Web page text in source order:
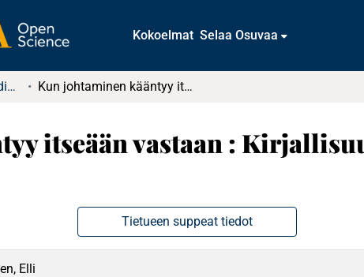
Kokoelmat Selaa Osuvaa
Pro gradu -tutkielmat ja diplomityöt Kun johtaminen kääntyy itseään vastaan : Kirjallisuuskatsaus tuhoavasta johtamisesta
itseään vastaan :
Tietueen suppeat tiedot
Elli